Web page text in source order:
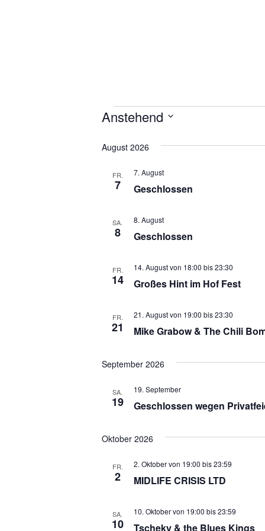
Veranstaltungen
Anstehend
wählen.
August 2026
FR.
7 Geschlossen
7. August
SA.
8 Geschlossen
8. August
FR.
14 Großes Hint im Hof Fest
14. August von 18:00 bis23:30
FR.
21 Mike Grabow & The Chili
21. August von 19:00 bis23:30
September 2026
SA.
19 Geschlossen wegen
19. September
Oktober 2026
FR.
2 MIDLIFE CRISIS LTD
2. Oktober von 19:00 bis23:59
SA.
10 Tscheky & the Blues Kings
10. Oktober von 19:00 bis23:59